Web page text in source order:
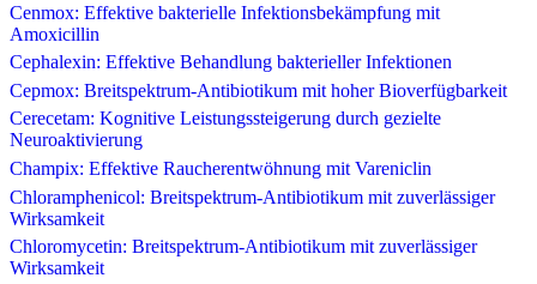
Cenmox: Effektive bakterielle Infektionsbekämpfung mit
Amoxicillin
Cephalexin: Effektive Behandlung bakterieller Infektionen
Cepmox: Breitspektrum-Antibiotikum mit hoher Bioverfügbarkeit
Cerecetam: Kognitive Leistungssteigerung durch gezielte
Neuroaktivierung
Champix: Effektive Raucherentwöhnung mit Vareniclin
Chloramphenicol: Breitspektrum-Antibiotikum mit zuverlässiger
Wirksamkeit
Chloromycetin: Breitspektrum-Antibiotikum mit zuverlässiger
Wirksamkeit